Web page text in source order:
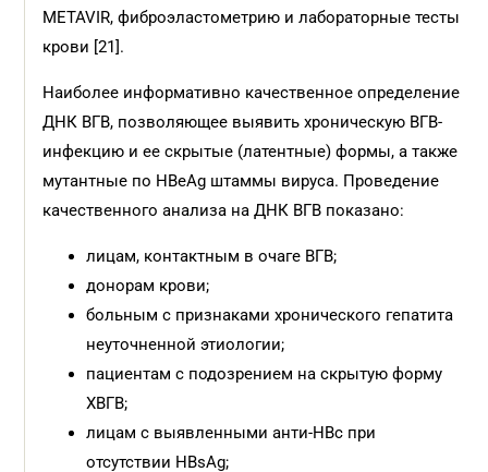
METAVIR, фиброэластометрию и лабораторные тесты
крови [21].
Наиболее информативно качественное определение
ДНК ВГВ, позволяющее выявить хроническую ВГВ-
инфекцию и ее скрытые (латентные) формы, а также
мутантные по HBeAg штаммы вируса. Проведение
качественного анализа на ДНК ВГВ показано:
лицам, контактным в очаге ВГВ;
донорам крови;
больным с признаками хронического гепатита
неуточненной этиологии;
пациентам с подозрением на скрытую форму
ХВГВ;
лицам с выявленными анти-HBc при
отсутствии HBsAg;